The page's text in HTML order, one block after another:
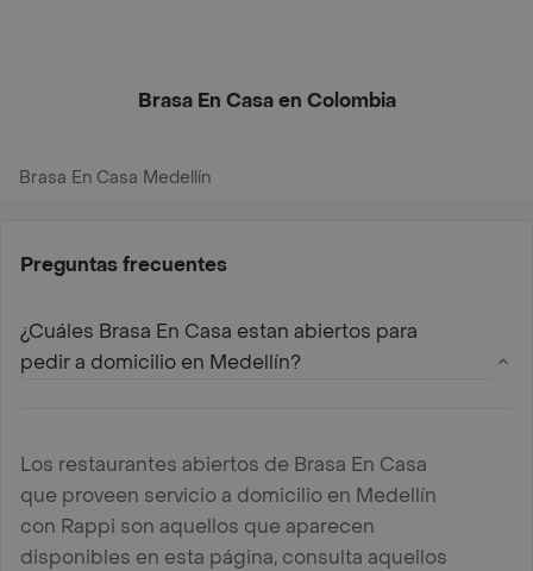
Brasa En Casa en Colombia
Brasa En Casa Medellín
Preguntas frecuentes
¿Cuáles Brasa En Casa estan abiertos para
pedir a domicilio en Medellín?
Los restaurantes abiertos de Brasa En Casa
que proveen servicio a domicilio en Medellín
con Rappi son aquellos que aparecen
disponibles en esta página, consulta aquellos